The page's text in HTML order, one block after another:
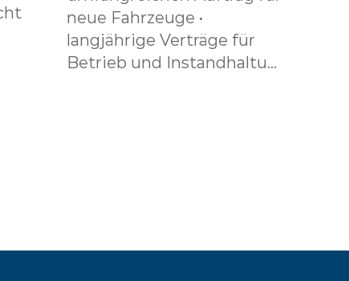
neue Fahrzeuge •
langjährige Verträge für
Betrieb und Instandhaltu...